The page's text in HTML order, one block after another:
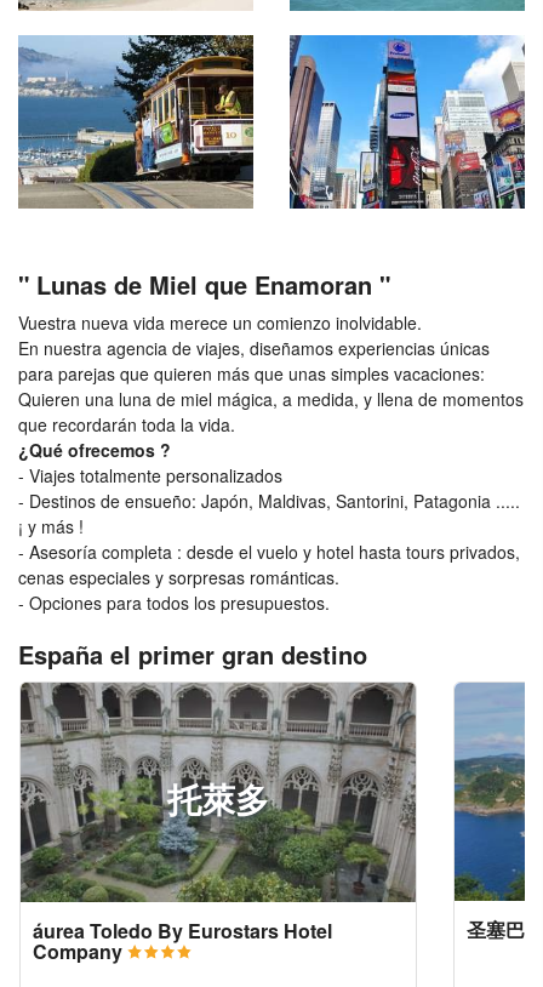
" Lunas de Miel que Enamoran "
Vuestra nueva vida merece un comienzo inolvidable.
En nuestra agencia de viajes, diseñamos experiencias únicas
para parejas que quieren más que unas simples vacaciones:
Quieren una luna de miel mágica, a medida, y llena de momentos
que recordarán toda la vida.
¿Qué ofrecemos ?
- Viajes totalmente personalizados
- Destinos de ensueño: Japón, Maldivas, Santorini, Patagonia .....
¡ y más !
- Asesoría completa : desde el vuelo y hotel hasta tours privados,
cenas especiales y sorpresas románticas.
- Opciones para todos los presupuestos.
España el primer gran destino
托萊多
áurea Toledo By Eurostars Hotel
Company
圣塞巴